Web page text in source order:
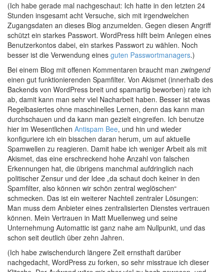
(Ich habe gerade mal nachgeschaut: Ich hatte in den letzten 24
Stunden insgesamt acht Versuche, sich mit irgendwelchen
Zugangsdaten an dieses Blog anzumelden. Gegen diesen Angriff
schützt ein starkes Passwort. WordPress hilft beim Anlegen eines
Benutzerkontos dabei, ein starkes Passwort zu wählen. Noch
besser ist die Verwendung eines guten Passwortmanagers.)
Bei einem Blog mit offenen Kommentaren braucht manzwingend
einen gut funktionierenden Spamfilter. Von Akismet (innerhalb des
Backends von WordPress breit und spamartig beworben) rate ich
ab, damit kann man sehr viel Nacharbeit haben. Besser ist etwas
Regelbasiertes ohne maschinelles Lernen, denn das kann man
durchschauen und da kann man gezielt eingreifen. Ich benutze
hier im Wesentlichen Antispam Bee, und hin und wieder
konfiguriere ich ein bisschen daran herum, um auf aktuelle
Spamwellen zu reagieren. Damit habe ich weniger Arbeit als mit
Akismet, das eine erschreckend hohe Anzahl von falschen
Erkennungen hat, die übrigens manchmal aufdringlich nach
politischer Zensur und der Idee „da schaut doch keiner in den
Spamfilter, also können wir schön zentral weglöschen“
schmecken. Das ist ein weiterer Nachteil zentraler Lösungen:
Man muss dem Anbieter eines zentralisierten Dienstes vertrauen
können. Mein Vertrauen in Matt Muellenweg und seine
Unternehmung Automattic ist ganz nahe am Nullpunkt, und das
schon seit deutlich über zehn Jahren.
(Ich habe zwischendurch längere Zeit ernsthaft darüber
nachgedacht, WordPress zu forken, so sehr misstraue ich dieser